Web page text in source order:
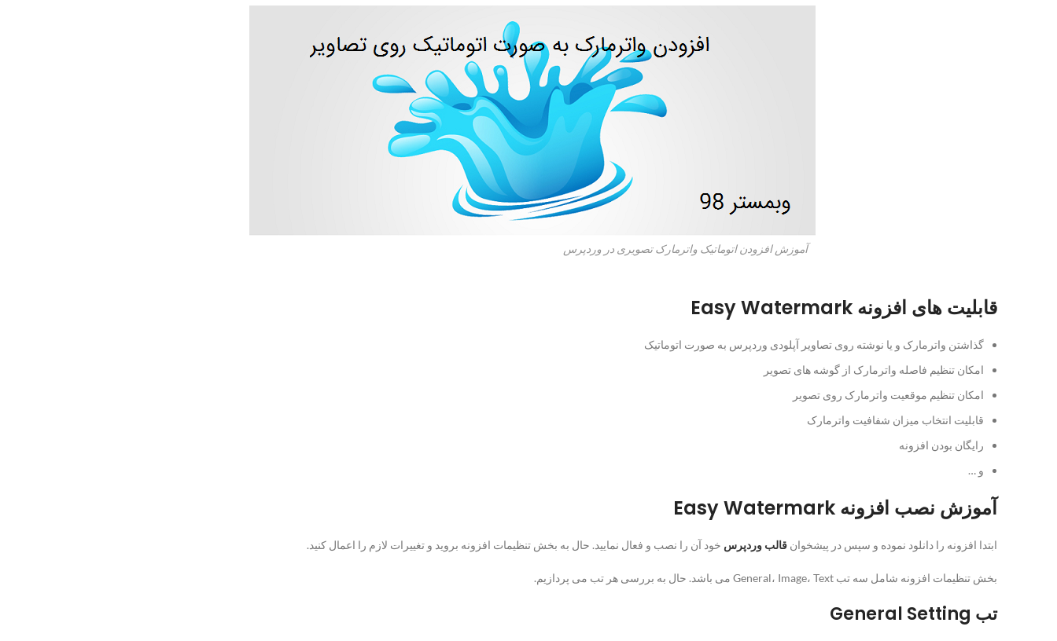
آموزش افزودن اتوماتیک واترمارک تصویری در وردپرس
قابلیت های افزونه Easy Watermark
گذاشتن واترمارک و یا نوشته روی تصاویر آپلودی وردپرس به صورت اتوماتیک
امکان تنظیم فاصله واترمارک از گوشه های تصویر
امکان تنظیم موقعیت واترمارک روی تصویر
قابلیت انتخاب میزان شفافیت واترمارک
رایگان بودن افزونه
و …
آموزش نصب افزونه Easy Watermark
ابتدا افزونه را دانلود نموده و سپس در پیشخوان قالب وردپرس خود آن را نصب و فعال نمایید. حال به بخش تنظیمات افزونه بروید و تغییرات لازم را اعمال کنید.
بخش تنظیمات افزونه شامل سه تب General، Image، Text می باشد. حال به بررسی هر تب می پردازیم.
تب General Setting